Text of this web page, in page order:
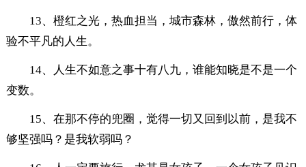
13、橙红之光，热血担当，城市森林，傲然前行，体
验不平凡的人生。
14、人生不如意之事十有八九，谁能知晓是不是一个
变数。
15、在那不停的兜圈，觉得一切又回到以前，是我不
够坚强吗？是我软弱吗？